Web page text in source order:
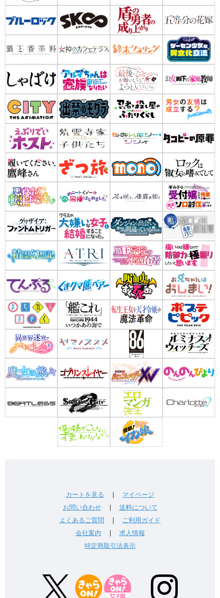
カートを見る
マイページ
お問い合わせ| 送料について
よくあるご質問
ご利用ガイド
会社案内
求人情報
特定商取引法表示